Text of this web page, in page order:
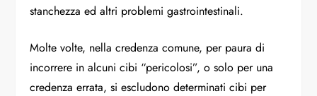
stanchezza ed altri problemi gastrointestinali.
Molte volte, nella credenza comune, per paura di
incorrere in alcuni cibi “pericolosi”, o solo per una
credenza errata, si escludono determinati cibi per